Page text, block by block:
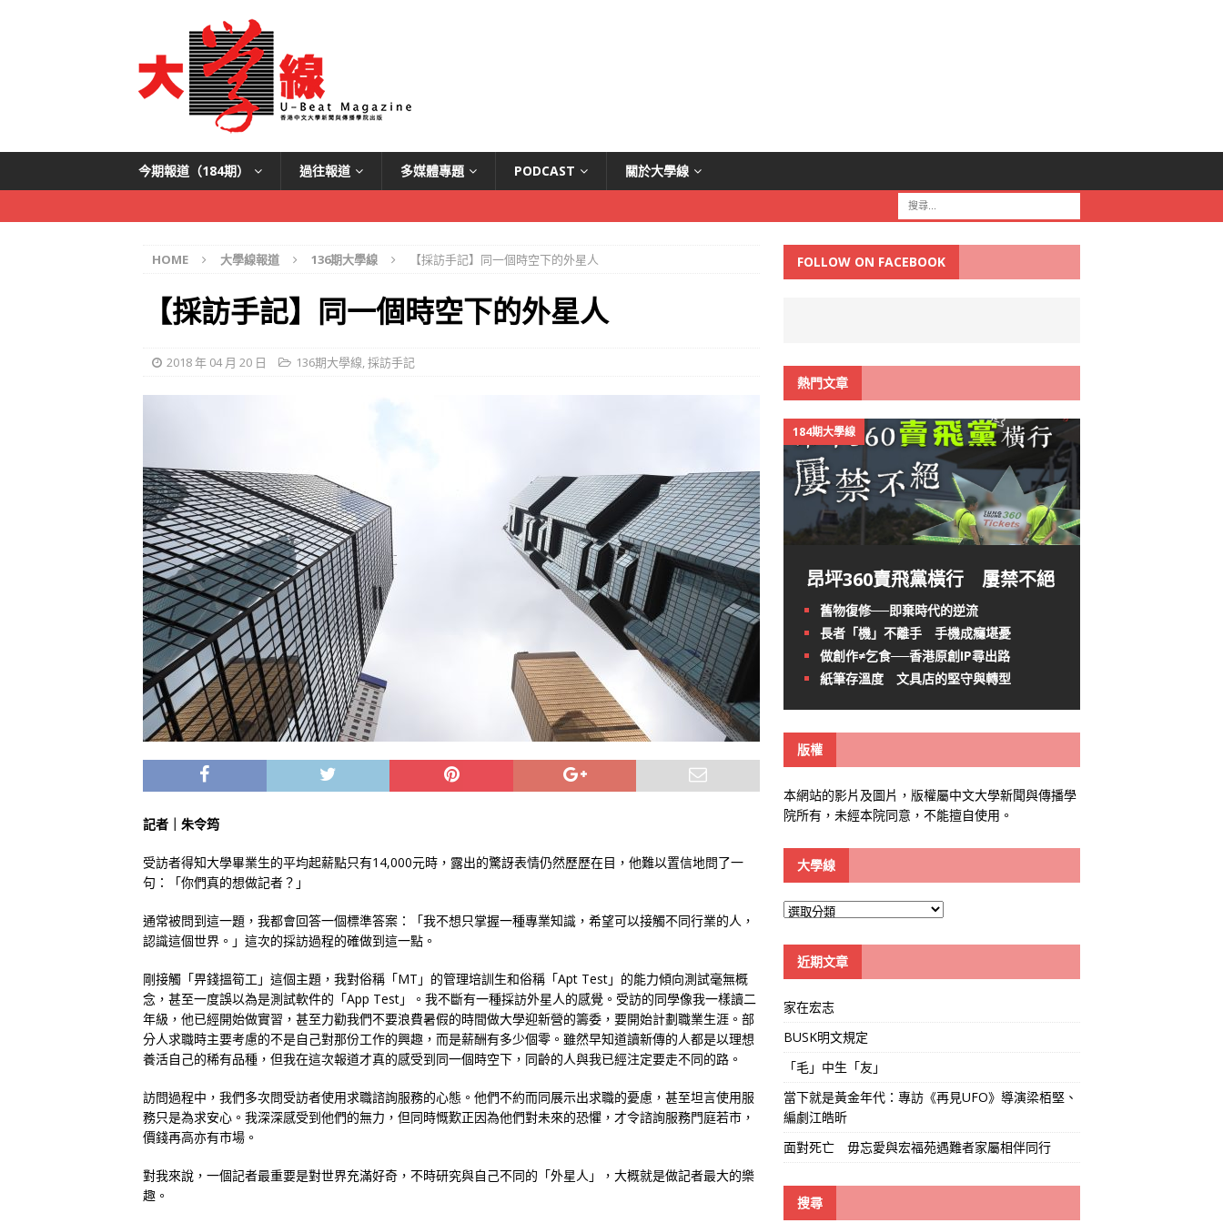
今期報道（184期） 過往報道 多媒體專題 PODCAST 關於大學線
HOME 大學線報道 136期大學線 【採訪手記】同一個時空下的外星人
【採訪手記】同一個時空下的外星人
2018 年 04 月 20 日 136期大學線,採訪手記
記者｜朱令筠
受訪者得知大學畢業生的平均起薪點只有14,000元時，露出的驚訝表情仍然歷歷在目，他難以置信地問了一
句：「你們真的想做記者？」
通常被問到這一題，我都會回答一個標準答案：「我不想只掌握一種專業知識，希望可以接觸不同行業的人，
認識這個世界。」這次的採訪過程的確做到這一點。
剛接觸「畀錢搵筍工」這個主題，我對俗稱「MT」的管理培訓生和俗稱「Apt Test」的能力傾向測試毫無概
念，甚至一度誤以為是測試軟件的「App Test」。我不斷有一種採訪外星人的感覺。受訪的同學像我一樣讀二
年級，他已經開始做實習，甚至力勸我們不要浪費暑假的時間做大學迎新營的籌委，要開始計劃職業生涯。部
分人求職時主要考慮的不是自己對那份工作的興趣，而是薪酬有多少個零。雖然早知道讀新傳的人都是以理想
養活自己的稀有品種，但我在這次報道才真的感受到同一個時空下，同齡的人與我已經注定要走不同的路。
訪問過程中，我們多次問受訪者使用求職諮詢服務的心態。他們不約而同展示出求職的憂慮，甚至坦言使用服
務只是為求安心。我深深感受到他們的無力，但同時慨歎正因為他們對未來的恐懼，才令諮詢服務門庭若市，
價錢再高亦有市場。
對我來說，一個記者最重要是對世界充滿好奇，不時研究與自己不同的「外星人」，大概就是做記者最大的樂
趣。
FOLLOW ON FACEBOOK
熱門文章
184期大學線
昂坪360賣飛黨橫行 屢禁不絕
舊物復修──即棄時代的逆流
長者「機」不離手 手機成癮堪憂
做創作≠乞食──香港原創IP尋出路
紙筆存溫度 文具店的堅守與轉型
版權
本網站的影片及圖片，版權屬中文大學新聞與傳播學
院所有，未經本院同意，不能擅自使用。
大學線
大
線
近期文章
家在宏志
BUSK明文規定
「毛」中生「友」
當下就是黃金年代：專訪《再見UFO》導演梁栢堅、
編劇江皓昕
面對死亡 毋忘愛與宏福苑遇難者家屬相伴同行
搜尋